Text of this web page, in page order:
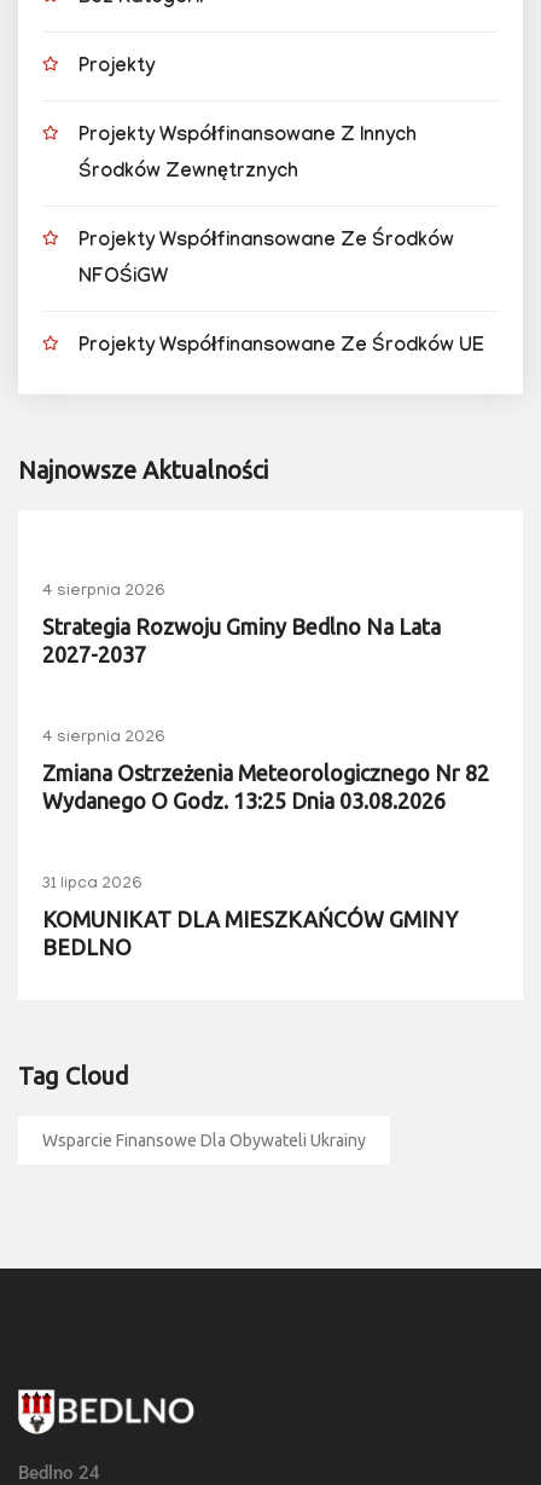
Projekty
Projekty Współfinansowane Z Innych
Środków Zewnętrznych
Projekty Współfinansowane Ze Środków
NFOŚiGW
Projekty Współfinansowane Ze Środków UE
Najnowsze Aktualności
4 sierpnia 2026
Strategia Rozwoju Gminy Bedlno Na Lata
2027-2037
4 sierpnia 2026
Zmiana Ostrzeżenia Meteorologicznego Nr 82
Wydanego O Godz. 13:25 Dnia 03.08.2026
31 lipca 2026
KOMUNIKAT DLA MIESZKAŃCÓW GMINY
BEDLNO
Tag Cloud
Wsparcie Finansowe Dla Obywateli Ukrainy
Bedlno 24